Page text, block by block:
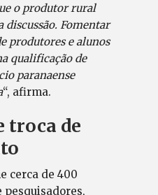
o produtor rural
discussão. Fomentar
produtores e alunos
qualificação de
paranaense
“, afirma.
troca de
cerca de 400
pesquisadores,